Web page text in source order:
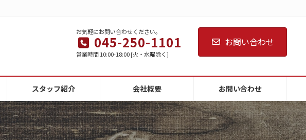
お気軽にお問い合わせください。
045-250-1101
営業時間 10:00-18:00 [火・水曜除く]
お問い合わせ
スタッフ紹介 会社概要 お問い合わせ